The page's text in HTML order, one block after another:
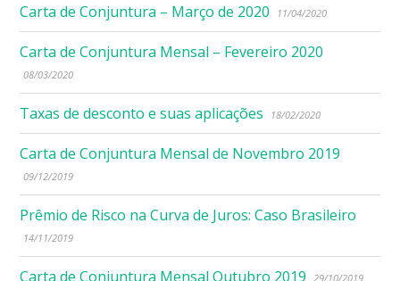
Carta de Conjuntura – Março de 2020 11/04/2020
Carta de Conjuntura Mensal – Fevereiro 2020
08/03/2020
Taxas de desconto e suas aplicações 18/02/2020
Carta de Conjuntura Mensal de Novembro 2019
09/12/2019
Prêmio de Risco na Curva de Juros: Caso Brasileiro
14/11/2019
Carta de Conjuntura Mensal Outubro 2019 29/10/2019